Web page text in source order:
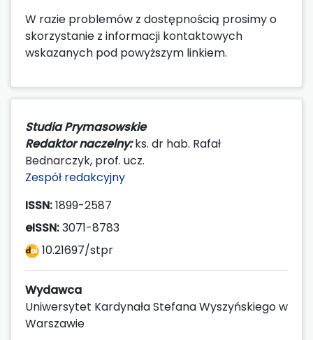
W razie problemów z dostępnością prosimy o
skorzystanie z informacji kontaktowych
wskazanych pod powyższym linkiem.
Studia Prymasowskie
Redaktor naczelny:ks. dr hab. Rafał
Bednarczyk, prof. ucz.
Zespół redakcyjny
ISSN:1899-2587
eISSN:3071-8783
10.21697/stpr
Wydawca
Uniwersytet Kardynała Stefana Wyszyńskiego w
Warszawie